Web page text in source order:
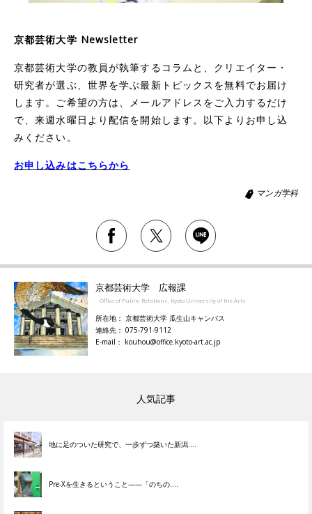
京都芸術大学 Newsletter
京都芸術大学の教員が執筆するコラムと、クリエイター・
研究者が選ぶ、世界を学ぶ最新トピックスを無料でお届け
します。ご希望の方は、メールアドレスをご入力するだけ
で、来週水曜日より配信を開始します。以下よりお申し込
みください。
お申し込みはこちらから
マンガ学科
京都芸術大学 広報課
Office of Public Relations, Kyoto University of the Arts
所在地： 京都芸術大学 瓜生山キャンパス
連絡先： 075-791-9112
E-mail： kouhou@office.kyoto-art.ac.jp
人気記事
地に足のついた研究で、一歩ずつ築いた新潟....
Pre-Xを生きるということ——「のちの....